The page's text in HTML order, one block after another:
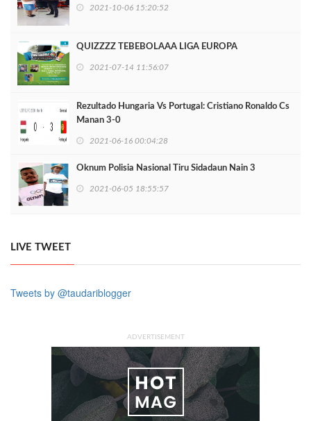
2021-10-06 15:20:52
QUIZZZZ TEBEBOLAAA LIGA EUROPA
2021-07-14 11:56:07
Rezultado Hungaria Vs Portugal: Cristiano Ronaldo Cs
Manan 3-0
2021-06-16 00:04:28
Oknum Polisia Nasional Tiru Sidadaun Nain 3
2021-06-05 18:55:57
LIVE TWEET
Tweets by @taudariblogger
ADVERTISEMENT